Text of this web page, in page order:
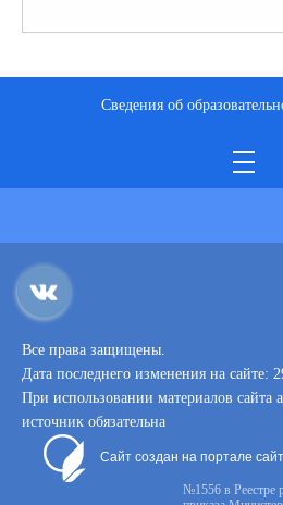
Сведения об
Все права защищены.
Дата последнего изменения на сайте:
При использовании материалов сайта
источник обязательна
Сайт создан на портале
№1556 в Реестре